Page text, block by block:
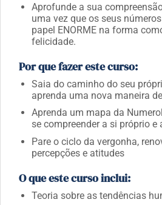
Aprofunde a sua
uma vez que os seus
papel ENORME na forma
felicidade.
Por que fazer este curso:
Saia do caminho do seu
aprenda uma nova maneira
Aprenda um mapa da
se compreender a si próprio e
Pare o ciclo da vergonha,
percepções e atitudes
O que este curso inclui:
Teoria sobre as tendências